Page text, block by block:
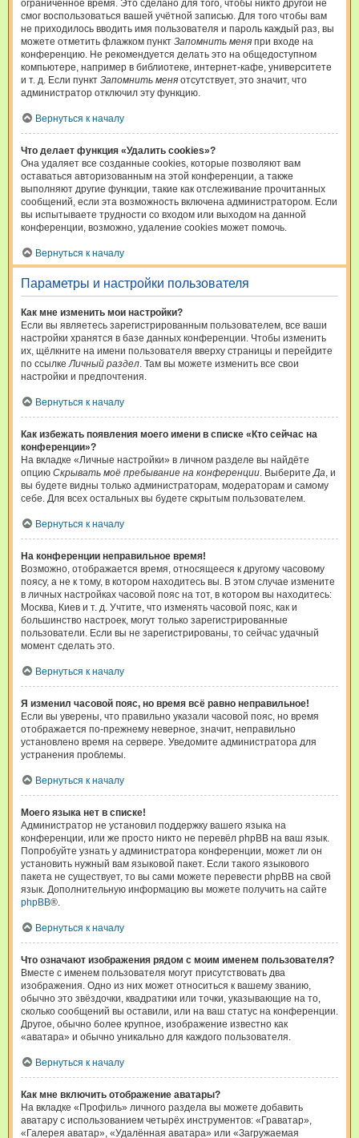
ограниченное время. Это сделано для того, чтобы никто другой не
смог воспользоваться вашей учётной записью. Для того чтобы вам
не приходилось вводить имя пользователя и пароль каждый раз, вы
можете отметить флажком пункт Запомнить меня при входе на
конференцию. Не рекомендуется делать это на общедоступном
компьютере, например в библиотеке, интернет-кафе, университете
и т. д. Если пункт Запомнить меня отсутствует, это значит, что
администратор отключил эту функцию.
Вернуться к началу
Что делает функция «Удалить cookies»?
Она удаляет все созданные cookies, которые позволяют вам
оставаться авторизованным на этой конференции, а также
выполняют другие функции, такие как отслеживание прочитанных
сообщений, если эта возможность включена администратором. Если
вы испытываете трудности со входом или выходом на данной
конференции, возможно, удаление cookies может помочь.
Вернуться к началу
Параметры и настройки пользователя
Как мне изменить мои настройки?
Если вы являетесь зарегистрированным пользователем, все ваши
настройки хранятся в базе данных конференции. Чтобы изменить
их, щёлкните на имени пользователя вверху страницы и перейдите
по ссылкеЛичный раздел. Там вы можете изменить все свои
настройки и предпочтения.
Вернуться к началу
Как избежать появления моего имени в списке «Кто сейчас на
конференции»?
На вкладке «Личные настройки» в личном разделе вы найдёте
опцию Скрывать моё пребывание на конференции. ВыберитеДа, и
вы будете видны только администраторам, модераторам и самому
себе. Для всех остальных вы будете скрытым пользователем.
Вернуться к началу
На конференции неправильное время!
Возможно, отображается время, относящееся к другому часовому
поясу, а не к тому, в котором находитесь вы. В этом случае измените
в личных настройках часовой пояс на тот, в котором вы находитесь:
Москва, Киев и т. д. Учтите, что изменять часовой пояс, как и
большинство настроек, могут только зарегистрированные
пользователи. Если вы не зарегистрированы, то сейчас удачный
момент сделать это.
Вернуться к началу
Я изменил часовой пояс, но время всё равно неправильное!
Если вы уверены, что правильно указали часовой пояс, но время
отображается по-прежнему неверное, значит, неправильно
установлено время на сервере. Уведомите администратора для
устранения проблемы.
Вернуться к началу
Моего языка нет в списке!
Администратор не установил поддержку вашего языка на
конференции, или же просто никто не перевёл phpBB на ваш язык.
Попробуйте узнать у администратора конференции, может ли он
установить нужный вам языковой пакет. Если такого языкового
пакета не существует, то вы сами можете перевести phpBB на свой
язык. Дополнительную информацию вы можете получить на сайте
phpBB®.
Вернуться к началу
Что означают изображения рядом с моим именем пользователя?
Вместе с именем пользователя могут присутствовать два
изображения. Одно из них может относиться к вашему званию,
обычно это звёздочки, квадратики или точки, указывающие на то,
сколько сообщений вы оставили, или на ваш статус на конференции.
Другое, обычно более крупное, изображение известно как
«аватара» и обычно уникально для каждого пользователя.
Вернуться к началу
Как мне включить отображение аватары?
На вкладке «Профиль» личного раздела вы можете добавить
аватару с использованием четырёх инструментов: «Граватар»,
«Галерея аватар», «Удалённая аватара» или «Загружаемая